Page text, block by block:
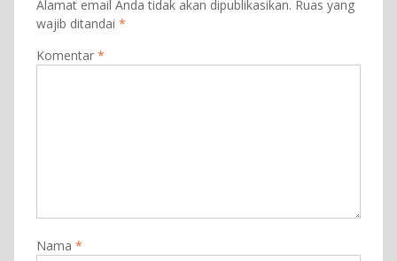
Alamat email Anda tidak akan dipublikasikan. Ruas yang
wajib ditandai *
Komentar *
Nama *